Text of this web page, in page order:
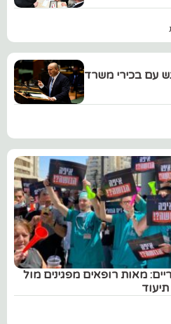
עם בכירי משרד
מאות רופאים מפגינים מול